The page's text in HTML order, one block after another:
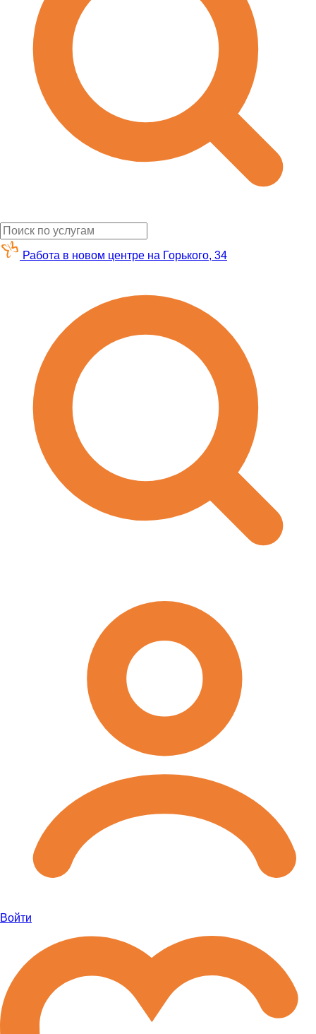
Работа в новом центре на Горького, 34
Войти